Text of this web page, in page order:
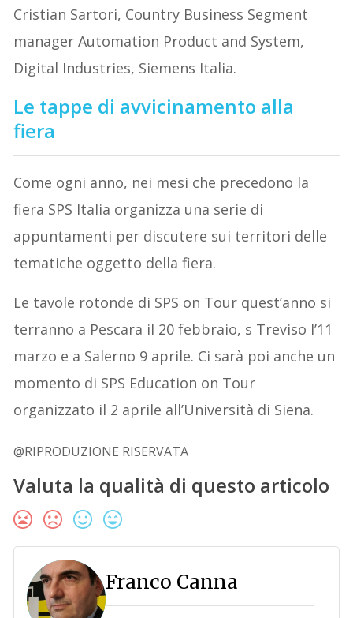
Cristian Sartori, Country Business Segment
manager Automation Product and System,
Digital Industries, Siemens Italia.
Le tappe di avvicinamento alla
fiera
Come ogni anno, nei mesi che precedono la
fiera SPS Italia organizza una serie di
appuntamenti per discutere sui territori delle
tematiche oggetto della fiera.
Le tavole rotonde di SPS on Tour quest’anno si
terranno a Pescara il 20 febbraio, s Treviso l’11
marzo e a Salerno 9 aprile. Ci sarà poi anche un
momento di SPS Education on Tour
organizzato il 2 aprile all’Università di Siena.
@RIPRODUZIONE RISERVATA
Valuta la qualità di questo articolo
Franco Canna